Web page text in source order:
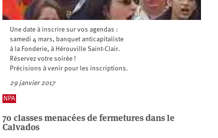
Une date à inscrire sur vos agendas :
samedi 4 mars, banquet anticapitaliste
à la Fonderie, à Hérouville Saint-Clair.
Réservez votre soirée !
Précisions à venir pour les inscriptions.
29 janvier 2017
NPA
70 classes menacées de fermetures dans le
Calvados